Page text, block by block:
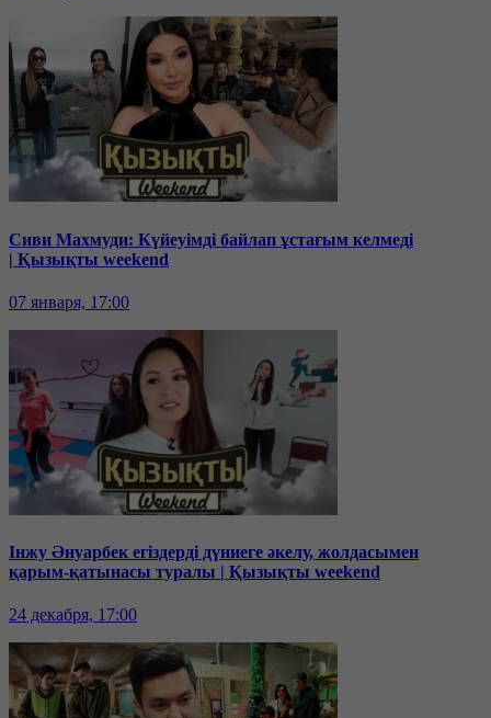
Сиви Махмуди: Күйеуімді байлап ұстағым келмеді
| Қызықты weekend
07 января, 17:00
Інжу Әнуарбек егіздерді дүниеге әкелу, жолдасымен
қарым-қатынасы туралы | Қызықты weekend
24 декабря, 17:00